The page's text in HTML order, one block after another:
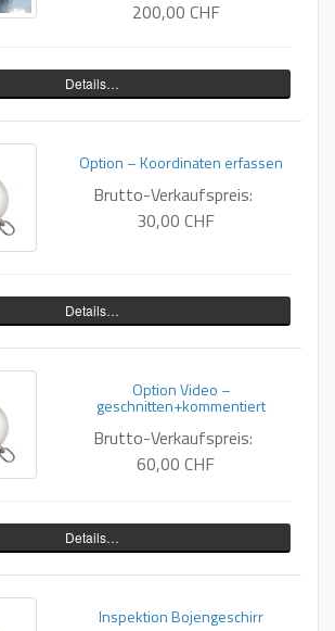
200,00 CHF
Details…
Option – Koordinaten erfassen
Brutto-Verkaufspreis:
30,00 CHF
Details…
Option Video –
geschnitten+kommentiert
Brutto-Verkaufspreis:
60,00 CHF
Details…
Inspektion Bojengeschirr